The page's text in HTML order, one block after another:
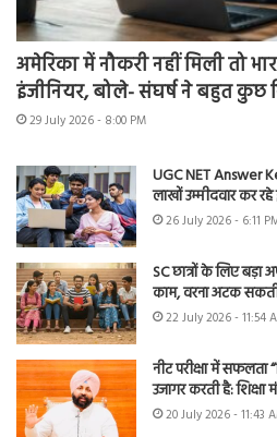
अमेरिका में नौकरी नहीं मिली तो
इंजीनियर, बोले- संघर्ष ने बहुत कुछ
29 July 2026 - 8:00 PM
UGC NET Answer
लाखों उम्मीदवार कर
26 July 2026 - 6:11
SC छात्रों के लिए
काम, वरना अटक
22 July 2026 - 11:54
नीट परीक्षा में सफलता
उजागर करती है: शिक्षा
20 July 2026 - 11:43